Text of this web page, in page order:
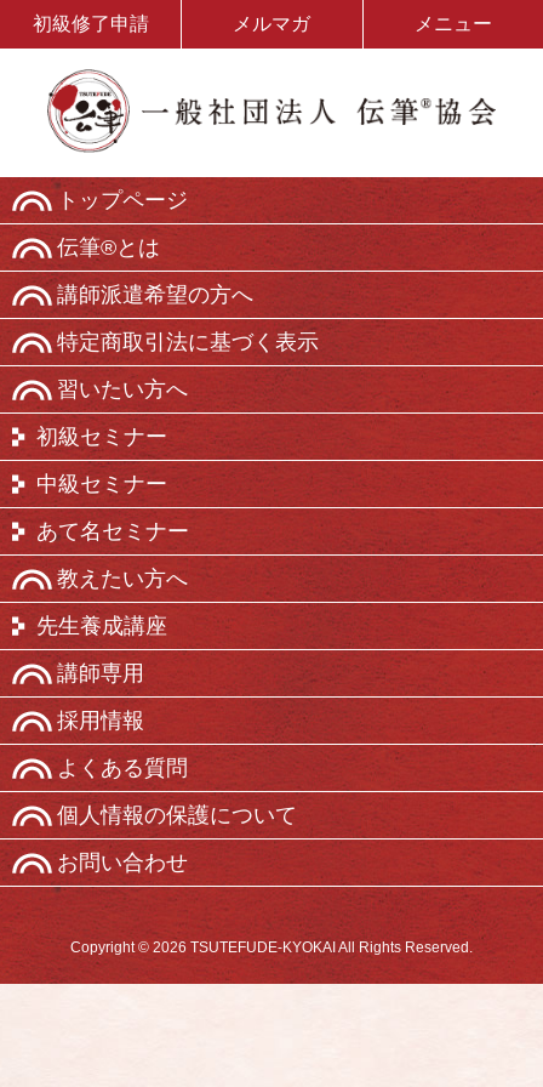
初級修了申請 メルマガ メニュー
トップページ
伝筆®とは
講師派遣希望の方へ
特定商取引法に基づく表示
習いたい方へ
初級セミナー
中級セミナー
あて名セミナー
教えたい方へ
先生養成講座
講師専用
採用情報
よくある質問
個人情報の保護について
お問い合わせ
Copyright © 2026 TSUTEFUDE-KYOKAI All Rights Reserved.